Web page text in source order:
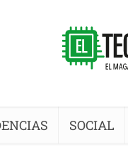
SOCIAL